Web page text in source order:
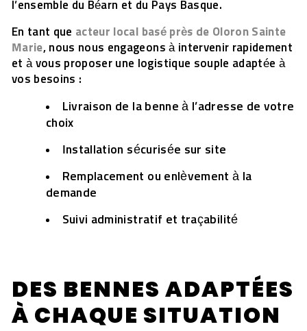
l’ensemble du Béarn et du Pays Basque.
En tant que acteur local basé près de Oloron Sainte
Marie, nous nous engageons à intervenir rapidement
et à vous proposer une logistique souple adaptée à
vos besoins :
Livraison de la benne à l’adresse de votre
choix
Installation sécurisée sur site
Remplacement ou enlèvement à la
demande
Suivi administratif et traçabilité
DES BENNES ADAPTÉES
À CHAQUE SITUATION